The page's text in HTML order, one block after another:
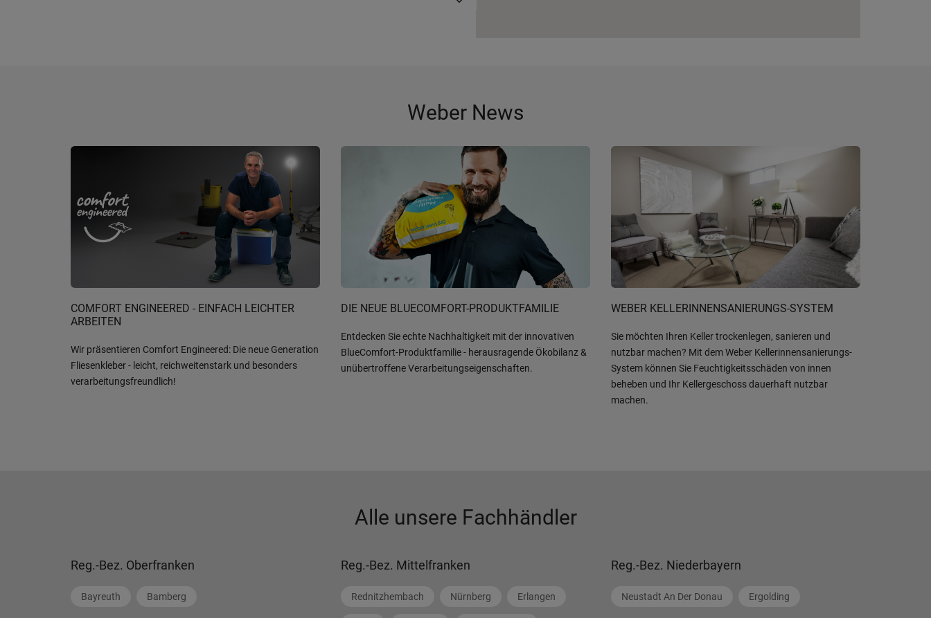
Weber News
COMFORT ENGINEERED - EINFACH LEICHTER
ARBEITEN
Wir präsentieren Comfort Engineered: Die neue Generation
Fliesenkleber - leicht, reichweitenstark und besonders
verarbeitungsfreundlich!
DIE NEUE BLUECOMFORT-PRODUKTFAMILIE
Entdecken Sie echte Nachhaltigkeit mit der innovativen
BlueComfort-Produktfamilie - herausragende Ökobilanz &
unübertroffene Verarbeitungseigenschaften.
WEBER KELLERINNENSANIERUNGS-SYSTEM
Sie möchten Ihren Keller trockenlegen, sanieren und
nutzbar machen? Mit dem Weber Kellerinnensanierungs-
System können Sie Feuchtigkeitsschäden von innen
beheben und Ihr Kellergeschoss dauerhaft nutzbar
machen.
Alle unsere Fachhändler
Reg.-Bez. Oberfranken
Bayreuth Bamberg
Reg.-Bez. Mittelfranken
Rednitzhembach Nürnberg Erlangen
Reg.-Bez. Niederbayern
Neustadt An Der Donau Ergolding